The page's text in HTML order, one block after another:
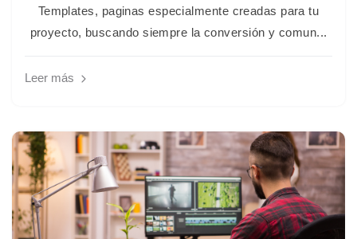
Templates, paginas especialmente creadas para tu
proyecto, buscando siempre la conversión y comun...
Leer más